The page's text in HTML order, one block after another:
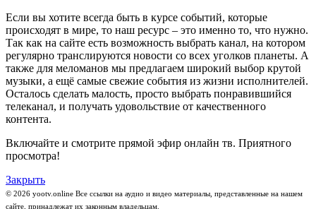
Если вы хотите всегда быть в курсе событий, которые
происходят в мире, то наш ресурс – это именно то, что нужно.
Так как на сайте есть возможность выбрать канал, на котором
регулярно транслируются новости со всех уголков планеты. А
также для меломанов мы предлагаем широкий выбор крутой
музыки, а ещё самые свежие события из жизни исполнителей.
Осталось сделать малость, просто выбрать понравившийся
телеканал, и получать удовольствие от качественного
контента.
Включайте и смотрите прямой эфир онлайн тв. Приятного
просмотра!
Закрыть
© 2026 yootv.online Все ссылки на аудио и видео материалы, представленные на нашем
сайте, принадлежат их законным владельцам.